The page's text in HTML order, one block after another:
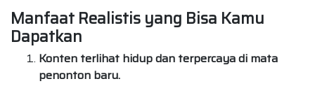
Manfaat Realistis yang Bisa Kamu
Dapatkan
Konten terlihat hidup dan terpercaya di mata
penonton baru.